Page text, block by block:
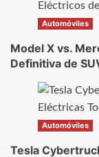
Automóviles
Model X vs.
Definitiva de
Automóviles
Tesla